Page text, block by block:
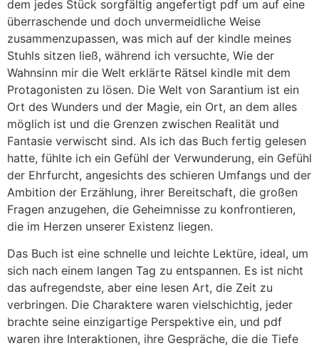
dem jedes Stück sorgfältig angefertigt pdf um auf eine
überraschende und doch unvermeidliche Weise
zusammenzupassen, was mich auf der kindle meines
Stuhls sitzen ließ, während ich versuchte, Wie der
Wahnsinn mir die Welt erklärte Rätsel kindle mit dem
Protagonisten zu lösen. Die Welt von Sarantium ist ein
Ort des Wunders und der Magie, ein Ort, an dem alles
möglich ist und die Grenzen zwischen Realität und
Fantasie verwischt sind. Als ich das Buch fertig gelesen
hatte, fühlte ich ein Gefühl der Verwunderung, ein Gefühl
der Ehrfurcht, angesichts des schieren Umfangs und der
Ambition der Erzählung, ihrer Bereitschaft, die großen
Fragen anzugehen, die Geheimnisse zu konfrontieren,
die im Herzen unserer Existenz liegen.
Das Buch ist eine schnelle und leichte Lektüre, ideal, um
sich nach einem langen Tag zu entspannen. Es ist nicht
das aufregendste, aber eine lesen Art, die Zeit zu
verbringen. Die Charaktere waren vielschichtig, jeder
brachte seine einzigartige Perspektive ein, und pdf
waren ihre Interaktionen, ihre Gespräche, die die Tiefe